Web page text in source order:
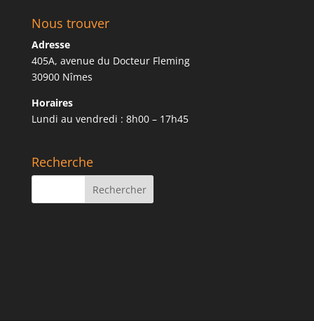
Nous trouver
Adresse
405A, avenue du Docteur Fleming
30900 Nîmes
Horaires
Lundi au vendredi : 8h00 – 17h45
Recherche